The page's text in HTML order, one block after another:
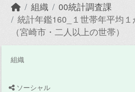
組織
00統計調査課
統計年鑑160_１世帯年平均
（宮崎市・二人以上の世帯）
組織
ソーシャル